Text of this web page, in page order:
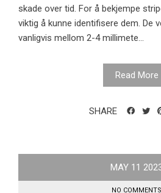
skade over tid. For å bekjempe
viktig å kunne identifisere dem. De
vanligvis mellom 2-4 millimete...
Read More
SHARE
MAY 11
NO COMMENTS